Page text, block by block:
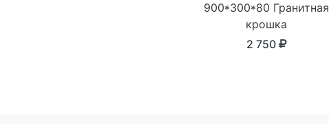
900*300*80 Гранитная
крошка
2 750